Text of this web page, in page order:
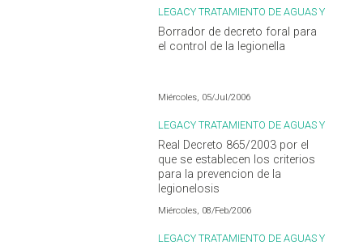
LEGACY TRATAMIENTO DE AGUAS Y
LEGIONELLA
Borrador de decreto foral para
el control de la legionella
Miércoles, 05/Jul/2006
LEGACY TRATAMIENTO DE AGUAS Y
LEGIONELLA
Real Decreto 865/2003 por el
que se establecen los criterios
para la prevencion de la
legionelosis
Miércoles, 08/Feb/2006
LEGACY TRATAMIENTO DE AGUAS Y